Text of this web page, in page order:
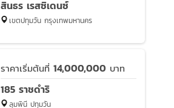
สินธร เรสซิเดนซ์
เขตปทุมวัน กรุงเทพมหานคร
ราคาเริ่มต้นที่ 14,000,000 บาท
185 ราชดำริ
ลุมพินี ปทุมวัน